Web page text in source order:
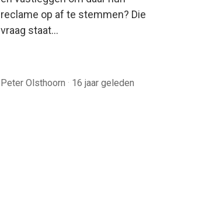
reclame op af te stemmen? Die
vraag staat…
Peter Olsthoorn · 16 jaar geleden